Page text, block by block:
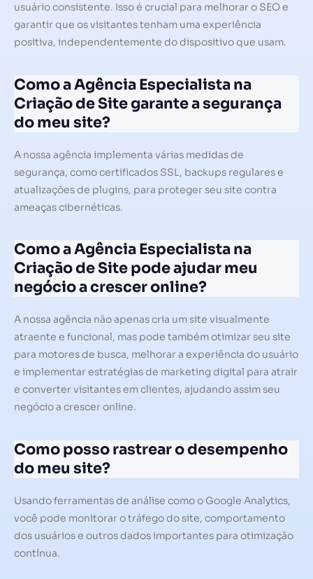
usuário consistente. Isso é crucial para melhorar o SEO e
garantir que os visitantes tenham uma experiência
positiva, independentemente do dispositivo que usam.
Como a Agência Especialista na
Criação de Site garante a segurança
do meu site?
A nossa agência implementa várias medidas de
segurança, como certificados SSL, backups regulares e
atualizações de plugins, para proteger seu site contra
ameaças cibernéticas.
Como a Agência Especialista na
Criação de Site pode ajudar meu
negócio a crescer online?
A nossa agência não apenas cria um site visualmente
atraente e funcional, mas pode também otimizar seu site
para motores de busca, melhorar a experiência do usuário
e implementar estratégias de marketing digital para atrair
e converter visitantes em clientes, ajudando assim seu
negócio a crescer online.
Como posso rastrear o desempenho
do meu site?
Usando ferramentas de análise como o Google Analytics,
você pode monitorar o tráfego do site, comportamento
dos usuários e outros dados importantes para otimização
contínua.